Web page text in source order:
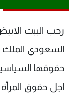
رحب البيت
السعودي الملك
حقوقها
اجل حقوق
شاهد البرامج
الترددات
الإنـتـاج